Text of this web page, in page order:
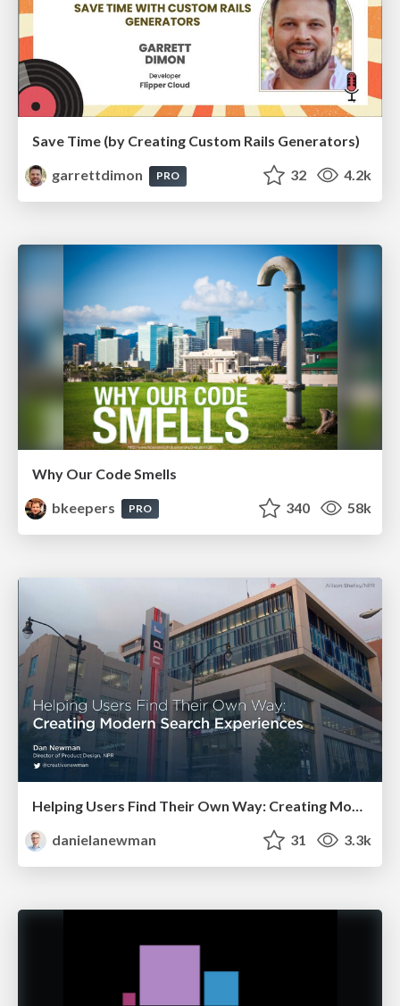
Save Time (by Creating Custom Rails Generators)
garrettdimon
PRO 32 4.2k
Why Our Code Smells
bkeepers
PRO 340 58k
Helping Users Find Their Own Way: Creating Modern Search Experiences
danielanewman
31 3.3k